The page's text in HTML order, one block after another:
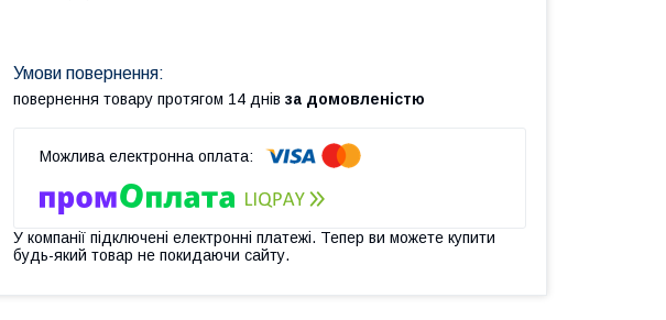
повернення товару протягом 14 днів за домовленістю
У компанії підключені електронні платежі. Тепер ви можете купити
будь-який товар не покидаючи сайту.